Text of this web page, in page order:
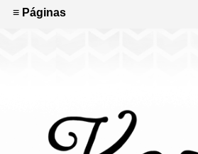
≡ Páginas